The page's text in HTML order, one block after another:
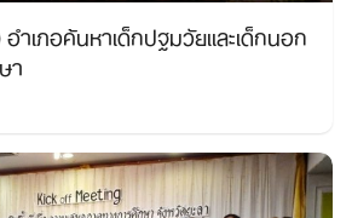
ำเภอค้นหาเด็กปฐมวัยและเด็กนอก
า